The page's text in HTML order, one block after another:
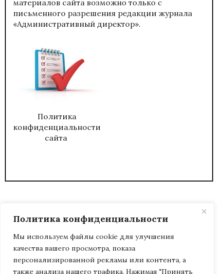
Политика конфиденциальности
Мы используем файлы cookie для улучшения
качества вашего просмотра, показа
персонализированной рекламы или контента, а
также анализа нашего трафика. Нажимая "Принять
материалов сайта возможно только с
письменного разрешения редакции журнала
«Административный директор».
Политика
конфиденциальности
сайта
ДИРЕКТОР.